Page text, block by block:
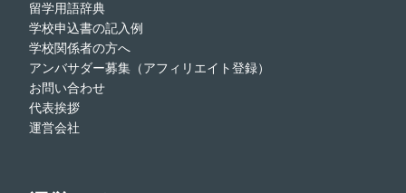
留学用語辞典
学校申込書の記入例
学校関係者の方へ
アンバサダー募集（アフィリエイト登録）
お問い合わせ
代表挨拶
運営会社